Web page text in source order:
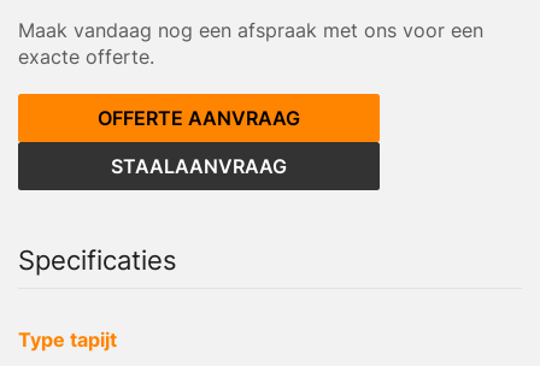
Maak vandaag nog een afspraak met ons voor een
exacte offerte.
OFFERTE AANVRAAG
STAALAANVRAAG
Specificaties
Type tapijt